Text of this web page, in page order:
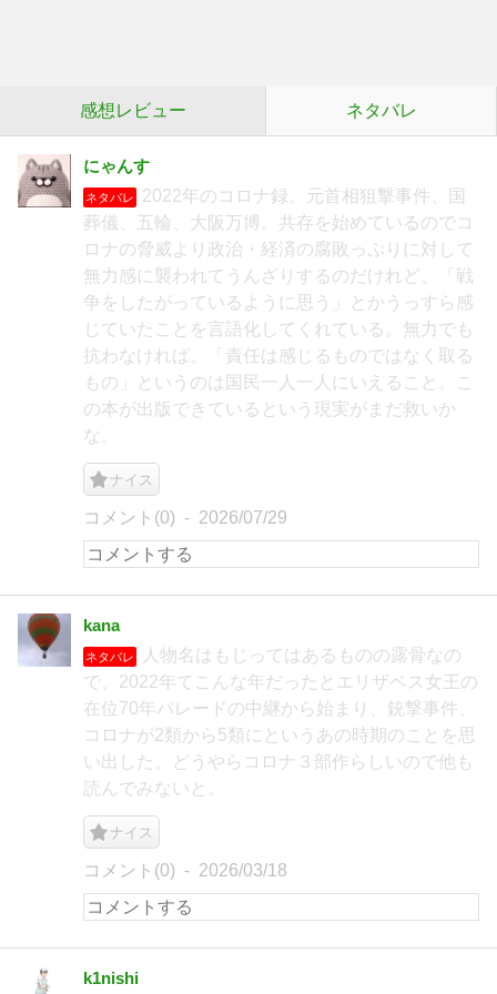
感想レビュー ネタバレ
にゃんす
ネタバレ
2022年のコロナ録。元首相狙撃事件、国
葬儀、五輪、大阪万博。共存を始めているのでコ
ロナの脅威より政治・経済の腐敗っぷりに対して
無力感に襲われてうんざりするのだけれど、「戦
争をしたがっているように思う」とかうっすら感
じていたことを言語化してくれている。無力でも
抗わなければ。「責任は感じるものではなく取る
もの」というのは国民一人一人にいえること。こ
の本が出版できているという現実がまだ救いか
な。
ナイス
コメント(0) 2026/07/29
kana
ネタバレ
人物名はもじってはあるものの露骨なの
で、2022年てこんな年だったとエリザベス女王の
在位70年パレードの中継から始まり、銃撃事件、
コロナが2類から5類にというあの時期のことを思
い出した。どうやらコロナ３部作らしいので他も
読んでみないと。
ナイス
コメント(0) 2026/03/18
k1nishi